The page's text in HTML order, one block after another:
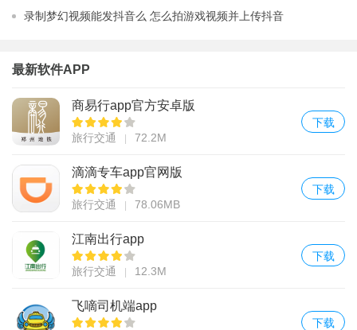
录制梦幻视频能发抖音么 怎么拍游戏视频并上传抖音
最新软件APP
商易行app官方安卓版
旅行交通 72.2M
下载
滴滴专车app官网版
旅行交通 78.06MB
下载
江南出行app
旅行交通 12.3M
下载
飞嘀司机端app
下载